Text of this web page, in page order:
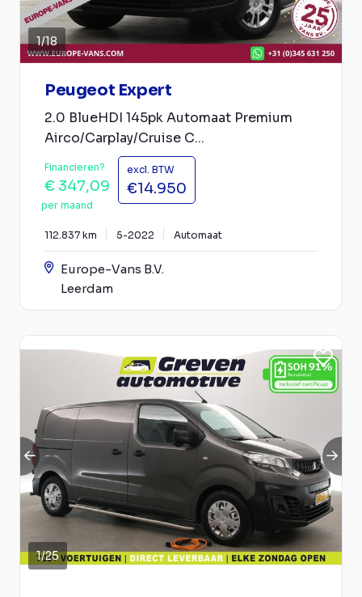
1/18
Peugeot Expert
2.0 BlueHDI 145pk Automaat Premium
Airco/Carplay/Cruise C...
Financieren?
€ 347,09
per maand
excl. BTW
€14.950
112.837 km 5-2022 Automaat
Europe-Vans B.V.
Leerdam
1/25